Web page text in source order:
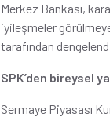
Merkez Bankası,
iyileşmeler
tarafından
SPK’den bireysel
Sermaye Piyasası